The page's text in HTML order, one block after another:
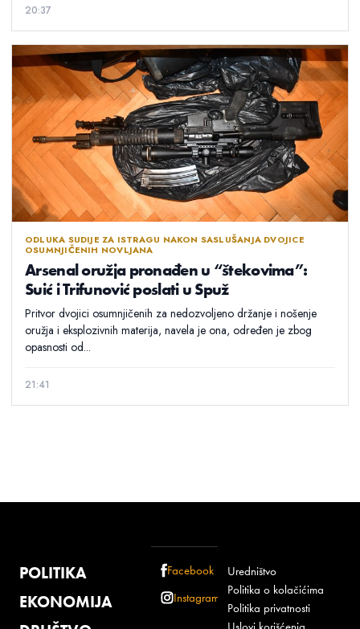
20:37
ODLUKA SUDIJE ZA ISTRAGU NAKON SASLUŠANJA DVOJICE
OSUMNJIČENIH NOVLJANA
Arsenal oružja pronađen u “štekovima”:
Suić i Trifunović poslati u Spuž
Pritvor dvojici osumnjičenih za nedozvoljeno držanje i nošenje
oružja i eksplozivnih materija, navela je ona, određen je zbog
opasnosti od...
21:41
POLITIKA
EKONOMIJA
Facebook
Instagram
Uredništvo
Politika o kolačićima
Politika privatnosti